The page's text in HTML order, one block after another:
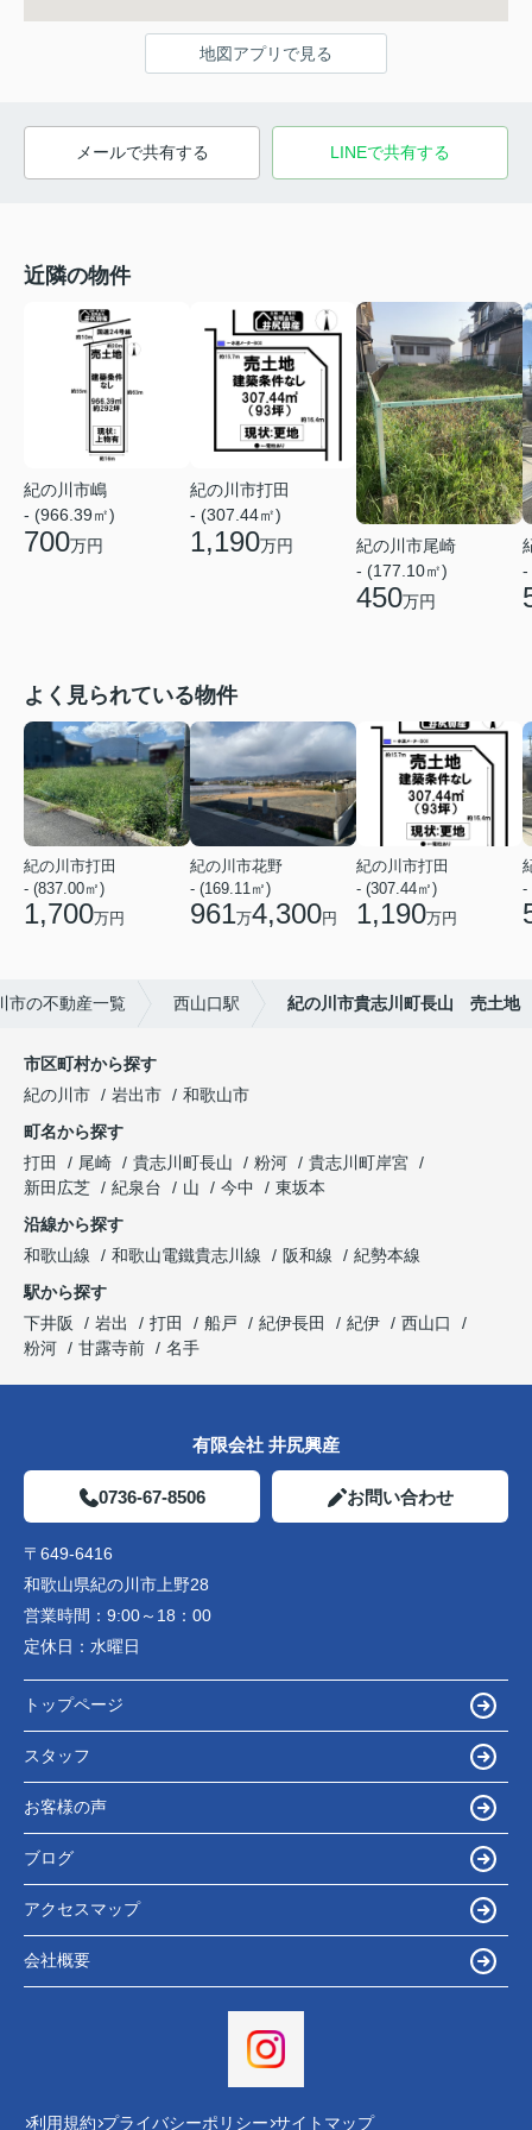
地図アプリで見る
メールで共有する LINEで共有する
近隣の物件
紀の川市嶋
- (966.39㎡)
700万円
紀の川市打田
- (307.44㎡)
1,190万円
紀の川市尾崎
- (177.10㎡)
450万円
-
よく見られている物件
紀の川市打田
- (837.00㎡)
1,700万円
紀の川市花野
- (169.11㎡)
961万4,300円
紀の川市打田
- (307.44㎡)
1,190万円
-
市の不動産一覧 西山口駅 紀の川市貴志川町長山 売土地
市区町村から探す
紀の川市
岩出市
和歌山市
町名から探す
打田
尾崎 貴志川町長山 粉河
貴志川町岸宮
新田広芝
紀泉台 山 今中
東坂本
沿線から探す
和歌山線
和歌山電鐵貴志川線 阪和線
紀勢本線
駅から探す
下井阪
岩出 打田 船戸 紀伊長田 紀伊
西山口
粉河
甘露寺前 名手
有限会社 井尻興産
0736-67-8506 お問い合わせ
〒649-6416
和歌山県紀の川市上野28
営業時間： 9:00～18：00
定休日： 水曜日
トップページ
スタッフ
お客様の声
ブログ
アクセスマップ
会社概要
利用規約 プライバシーポリシー サイトマップ